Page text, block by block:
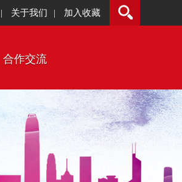
关于我们 加入收藏
合作交流